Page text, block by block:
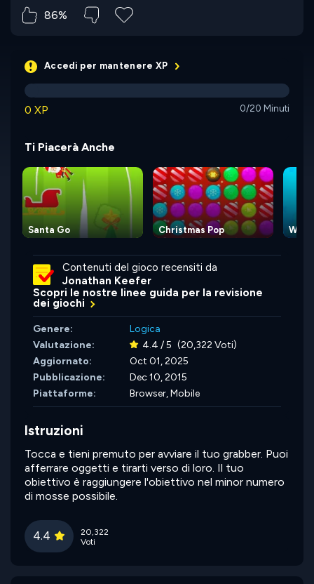
86%
Accedi per mantenere XP
0 XP 0/20 Minuti
Ti Piacerà Anche
Santa Go Christmas Pop
Contenuti del gioco recensiti da
Jonathan Keefer
Scopri le nostre linee guida per la revisione
dei giochi
Genere:
Logica
Valutazione:
4.4 / 5 (20,322 Voti)
Aggiornato:
Oct 01, 2025
Pubblicazione:
Dec 10, 2015
Piattaforme:
Browser, Mobile
Istruzioni
Tocca e tieni premuto per avviare il tuo grabber. Puoi
afferrare oggetti e tirarti verso di loro. Il tuo
obiettivo è raggiungere l'obiettivo nel minor numero
di mosse possibile.
4.4
20,322
Voti